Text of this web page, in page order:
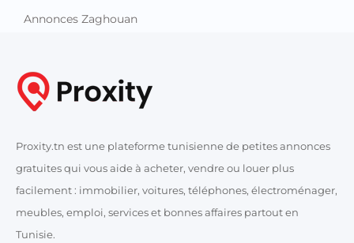
Annonces Zaghouan
Proxity.tn est une plateforme tunisienne de petites annonces
gratuites qui vous aide à acheter, vendre ou louer plus
facilement : immobilier, voitures, téléphones, électroménager,
meubles, emploi, services et bonnes affaires partout en
Tunisie.